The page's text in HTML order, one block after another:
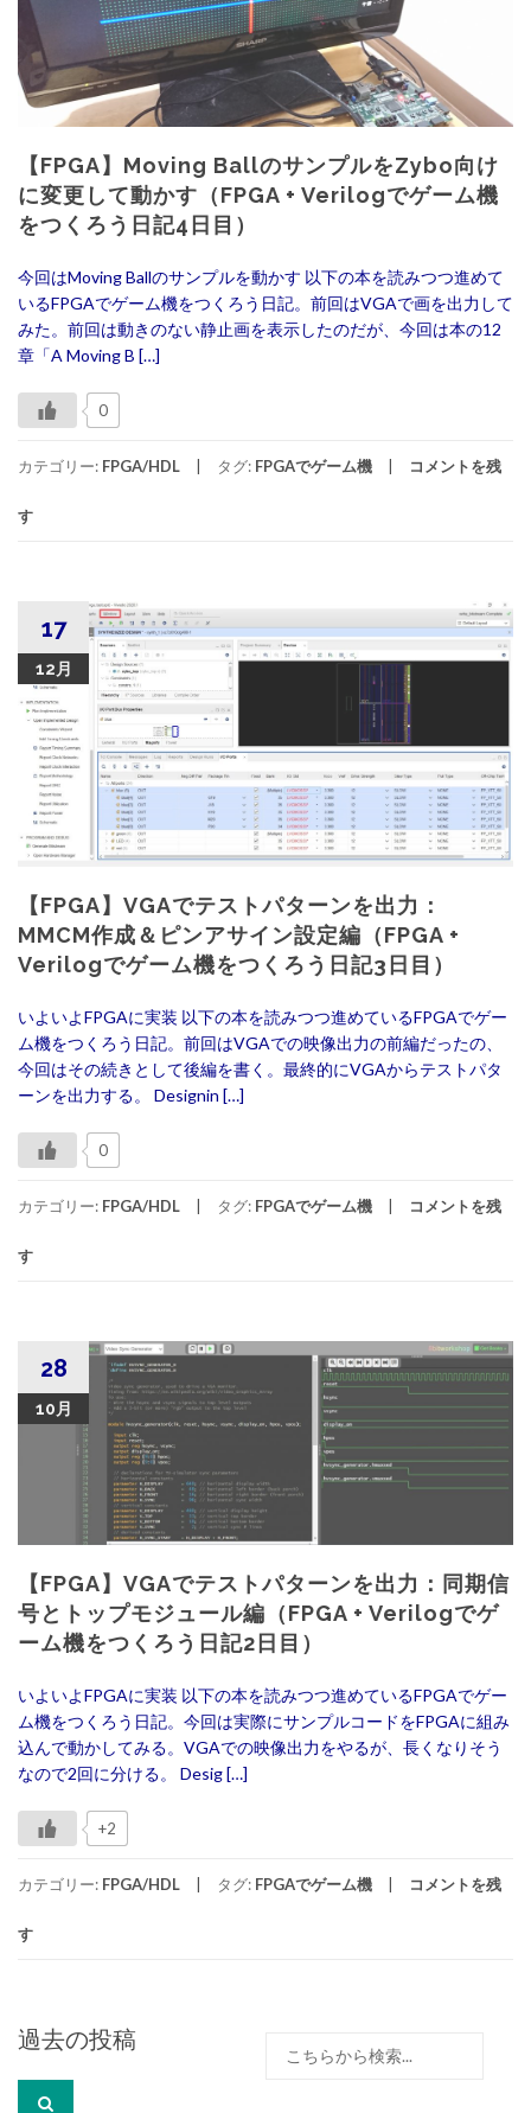
【FPGA】Moving BallのサンプルをZybo向け
に変更して動かす（FPGA + Verilogでゲーム機
をつくろう日記4日目）
今回はMoving Ballのサンプルを動かす 以下の本を読みつつ進めて
いるFPGAでゲーム機をつくろう日記。前回はVGAで画を出力して
みた。前回は動きのない静止画を表示したのだが、今回は本の12
章「A Moving B […]
0
カテゴリー: FPGA/HDL タグ: FPGAでゲーム機 コメントを残
す
17
12月
【FPGA】VGAでテストパターンを出力：
MMCM作成＆ピンアサイン設定編（FPGA +
Verilogでゲーム機をつくろう日記3日目）
いよいよFPGAに実装 以下の本を読みつつ進めているFPGAでゲー
ム機をつくろう日記。前回はVGAでの映像出力の前編だったの、
今回はその続きとして後編を書く。最終的にVGAからテストパタ
ーンを出力する。 Designin […]
0
カテゴリー: FPGA/HDL タグ: FPGAでゲーム機 コメントを残
す
28
10月
【FPGA】VGAでテストパターンを出力：同期信
号とトップモジュール編（FPGA + Verilogでゲ
ーム機をつくろう日記2日目）
いよいよFPGAに実装 以下の本を読みつつ進めているFPGAでゲー
ム機をつくろう日記。今回は実際にサンプルコードをFPGAに組み
込んで動かしてみる。VGAでの映像出力をやるが、長くなりそう
なので2回に分ける。 Desig […]
+2
カテゴリー: FPGA/HDL タグ: FPGAでゲーム機 コメントを残
す
投
稿
ナ
過去の投稿